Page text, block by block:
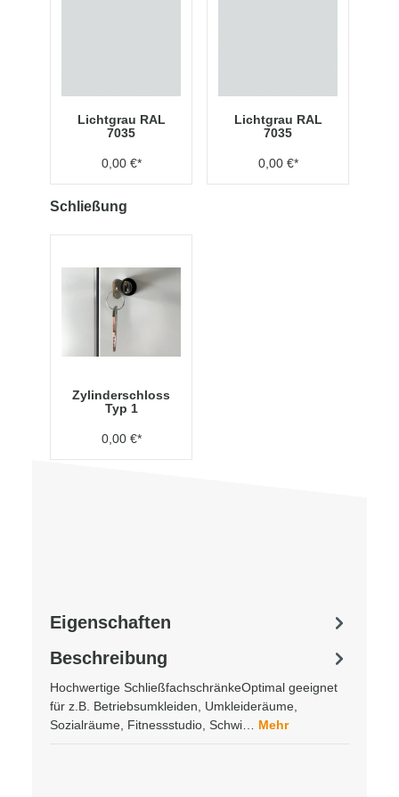
Lichtgrau RAL
7035
0,00 €*
Lichtgrau RAL
7035
0,00 €*
Schließung
Zylinderschloss
Typ 1
0,00 €*
Beschreibung
Hochwertige SchließfachschränkeOptimal geeignet
für z.B. Betriebsumkleiden, Umkleideräume,
Sozialräume, Fitnessstudio, Schwi… Mehr
Eigenschaften